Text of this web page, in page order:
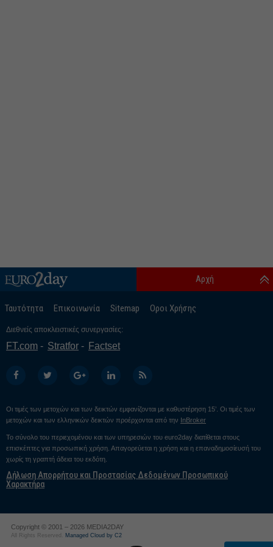
Ταυτότητα Επικοινωνία Sitemap Οροι Χρήσης
Αρχή
Διεθνείς αποκλειστικές συνεργασίες:
FT.com Stratfor Factset
Οι τιμές των μετοχών και των δεικτών εμφανίζονται με καθυστέρηση 15’. Οι τιμές των
μετοχών και των ελληνικών δεικτών προέρχονται από την InBroker
Το σύνολο του περιεχομένου και των υπηρεσιών του euro2day διατίθεται στους
επισκέπτες για προσωπική χρήση. Απαγορεύεται η χρήση και η επαναδημοσίευσή του
χωρίς τη γραπτή άδεια του εκδότη.
Δήλωση Απορρήτου και Προστασίας Δεδομένων Προσωπικού
Χαρακτήρα
Copyright © 2001 – 2026 MEDIA2DAY
All Rights Reserved. Managed Cloud by C2